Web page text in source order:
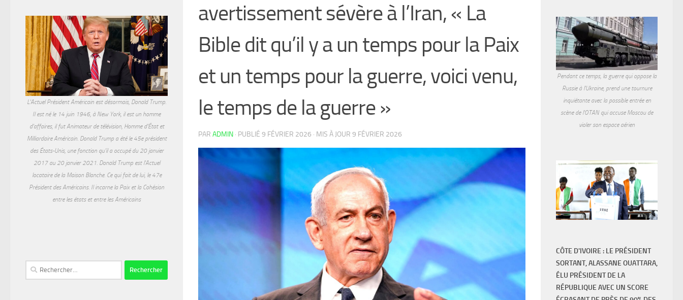
avertissement sévère à l’Iran, « La
Bible dit qu’il y a un temps pour la Paix
et un temps pour la guerre, voici venu,
le temps de la guerre »
PAR ADMIN · PUBLIÉ 9 FÉVRIER 2026 · MIS À JOUR 9 FÉVRIER 2026
L'Actuel Président Américain est désormais, Donald Trump.
Il est né le 14 juin 1946, à New York, il est un homme
d'affaires, il fut Animateur de télévision, Homme d'État et
Milliardaire Américain. Donald Trump a été le 45e président
des États-Unis, une fonction qu'il a occupé du 20 janvier
2017 au 20 janvier 2021. Donald Trump est l'Actuel
locataire de la Maison Blanche. Ce qui fait de lui, le 47e
Président des Américains. Il incarne la Paix et la Cohésion
entre les états et entre les Américains
Rechercher :
Pendant ce temps, la guerre qui oppose la
Russie à l'Ukraine, prend une tournure
inquiétante avec la possible entrée en
scène de l'OTAN qui accuse Moscou de
violer son espace aérien
CÔTE D'IVOIRE : LE PRÉSIDENT
SORTANT, ALASSANE OUATTARA,
ÉLU PRÉSIDENT DE LA
RÉPUBLIQUE AVEC UN SCORE